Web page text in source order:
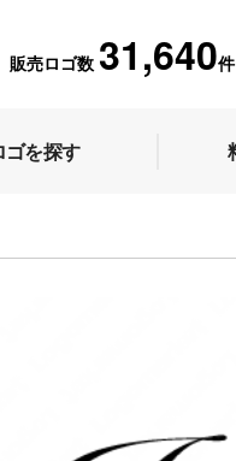
販売ロゴ数 31,640件
ゴを探す